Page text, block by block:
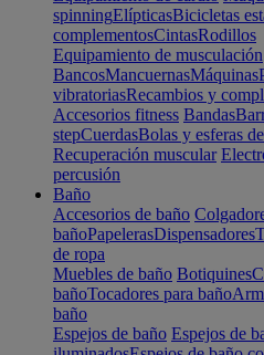
spinningElípticasBicicletas
complementosCintasRodillos
Equipamiento de musculación
BancosMancuernasMáquinas
vibratoriasRecambios y
Accesorios fitness Bandas
stepCuerdasBolas y esferas
Recuperación muscular
percusión
Baño
Accesorios de baño
bañoPapelerasDispensadores
de ropa
Muebles de baño Botiquines
bañoTocadores para baño
baño
Espejos de baño Espejos de